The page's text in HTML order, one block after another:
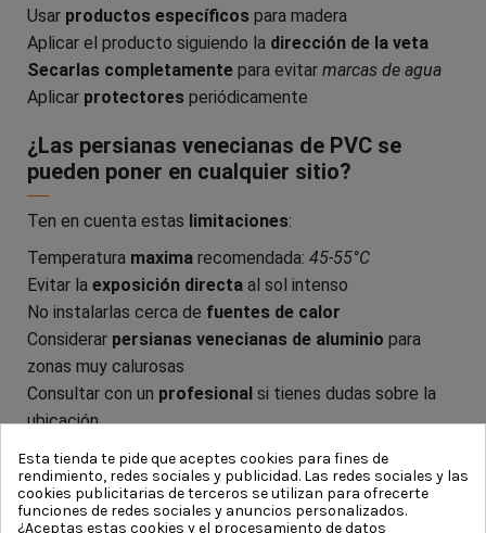
Usar productos específicos para madera
Aplicar el producto siguiendo la dirección de la veta
Secarlas completamente para evitar marcas de agua
Aplicar protectores periódicamente
¿Las persianas venecianas de PVC se
pueden poner en cualquier sitio?
Ten en cuenta estas limitaciones:
Temperatura maxima recomendada: 45-55°C
Evitar la exposición directa al sol intenso
No instalarlas cerca de fuentes de calor
Considerar persianas venecianas de aluminio para
zonas muy calurosas
Consultar con un profesional si tienes dudas sobre la
ubicación
Artículos de interés:Todo sobre persianas
venecianas
Esta tienda te pide que aceptes cookies para fines de
rendimiento, redes sociales y publicidad. Las redes sociales y las
cookies publicitarias de terceros se utilizan para ofrecerte
funciones de redes sociales y anuncios personalizados.
¿Aceptas estas cookies y el procesamiento de datos